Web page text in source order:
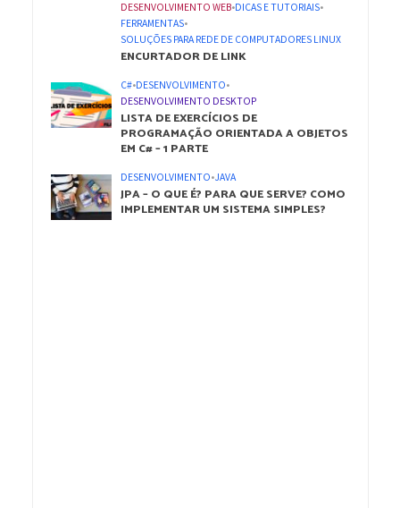
DESENVOLVIMENTO WEB•DICAS E TUTORIAIS•
FERRAMENTAS•
SOLUÇÕES PARA REDE DE COMPUTADORES LINUX
ENCURTADOR DE LINK
C#•DESENVOLVIMENTO•
DESENVOLVIMENTO DESKTOP
LISTA DE EXERCÍCIOS DE
PROGRAMAÇÃO ORIENTADA A OBJETOS
EM C# – 1 PARTE
DESENVOLVIMENTO•JAVA
JPA – O QUE É? PARA QUE SERVE? COMO
IMPLEMENTAR UM SISTEMA SIMPLES?